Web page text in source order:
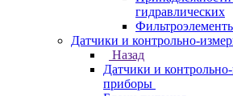
гидравлических
Датчики и контрольно-
Назад
Датчики и
приборы